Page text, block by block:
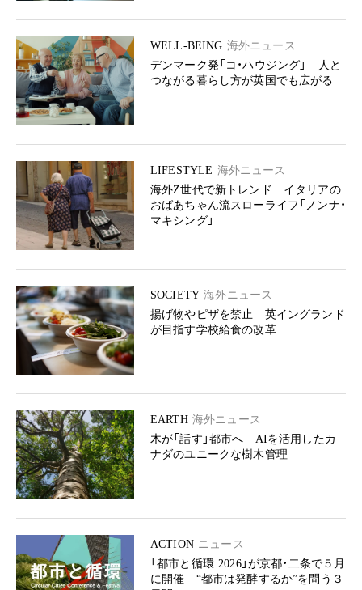
WELL-BEING 海外ニュース
デンマーク発「コ・ハウジング」 人と
つながる暮らし方が英国でも広がる
LIFESTYLE 海外ニュース
海外Z世代で新トレンド イタリアの
おばあちゃん流スローライフ「ノンナ・
マキシング」
SOCIETY 海外ニュース
揚げ物やピザを禁止 英イングランド
が目指す学校給食の改革
EARTH 海外ニュース
木が「話す」都市へ AIを活用したカ
ナダのユニークな樹木管理
ACTION ニュース
「都市と循環 2026」が京都・二条で５月
に開催 “都市は発酵するか”を問う３